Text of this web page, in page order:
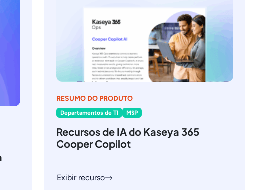
RESUMO DO PRODUTO
Departamentos de TI MSP
Recursos de IA do Kaseya 365
Cooper Copilot
Exibir recurso